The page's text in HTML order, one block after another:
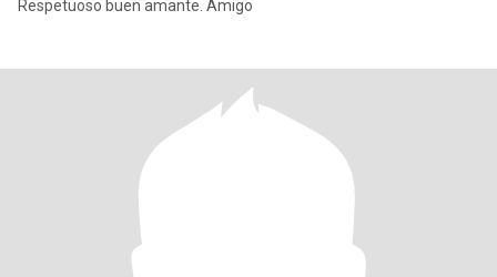
Respetuoso buen amante. Amigo